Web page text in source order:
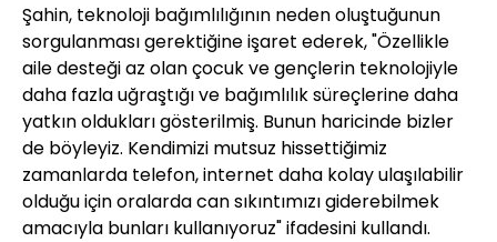
Şahin, teknoloji bağımlılığının neden oluştuğunun
sorgulanması gerektiğine işaret ederek, "Özellikle
aile desteği az olan çocuk ve gençlerin teknolojiyle
daha fazla uğraştığı ve bağımlılık süreçlerine daha
yatkın oldukları gösterilmiş. Bunun haricinde bizler
de böyleyiz. Kendimizi mutsuz hissettiğimiz
zamanlarda telefon, internet daha kolay ulaşılabilir
olduğu için oralarda can sıkıntımızı giderebilmek
amacıyla bunları kullanıyoruz" ifadesini kullandı.